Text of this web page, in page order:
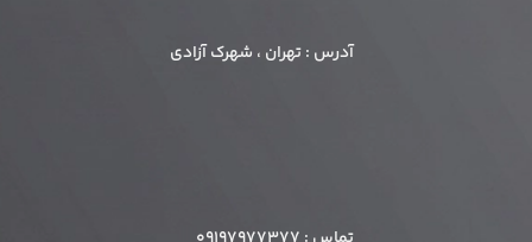
آدرس : تهران ، شهرک آزادی